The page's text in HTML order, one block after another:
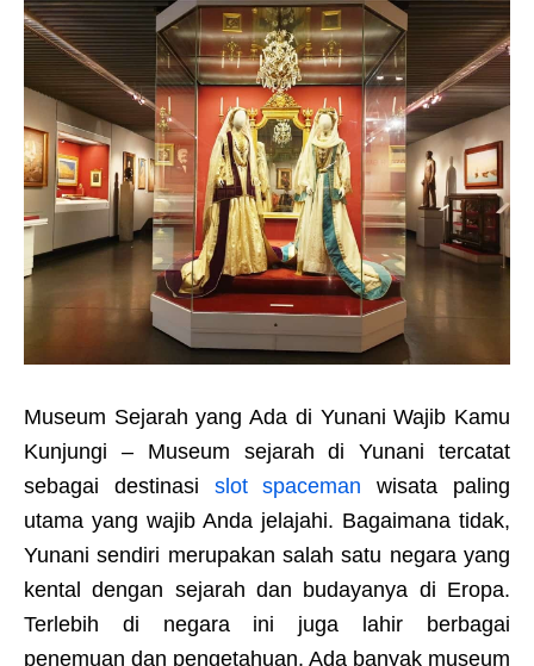
Museum Sejarah yang Ada di Yunani Wajib Kamu
Kunjungi – Museum sejarah di Yunani tercatat
sebagai destinasi slot spaceman wisata paling
utama yang wajib Anda jelajahi. Bagaimana tidak,
Yunani sendiri merupakan salah satu negara yang
kental dengan sejarah dan budayanya di Eropa.
Terlebih di negara ini juga lahir berbagai
penemuan dan pengetahuan. Ada banyak museum